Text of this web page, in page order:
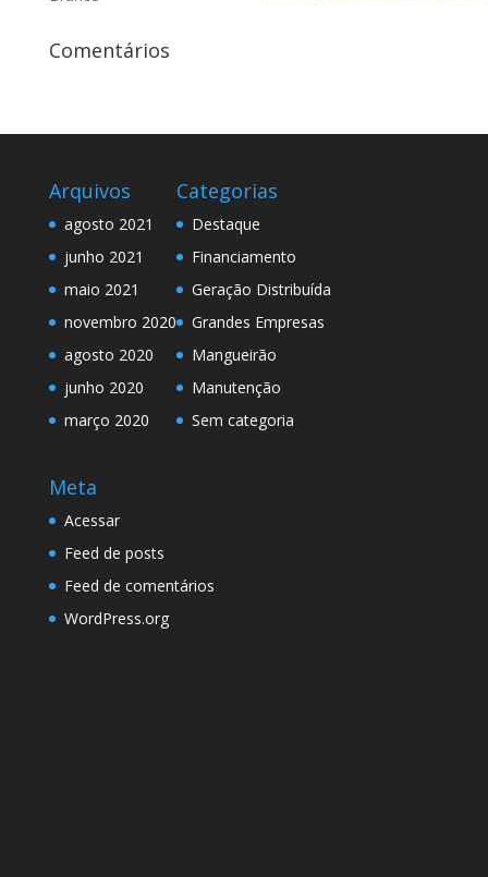
Comentários
Arquivos
agosto 2021
junho 2021
maio 2021
novembro 2020
agosto 2020
junho 2020
março 2020
Categorias
Destaque
Financiamento
Geração Distribuída
Grandes Empresas
Mangueirão
Manutenção
Sem categoria
Meta
Acessar
Feed de posts
Feed de comentários
WordPress.org